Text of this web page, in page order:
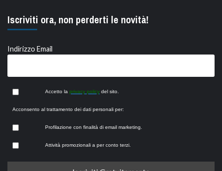
Iscriviti ora, non perderti le novità!
Indirizzo Email
Accetto la privacy policy del sito.
Acconsento al trattamento dei dati personali per:
Profilazione con finalità di email marketing.
Attività promozionali a per conto terzi.